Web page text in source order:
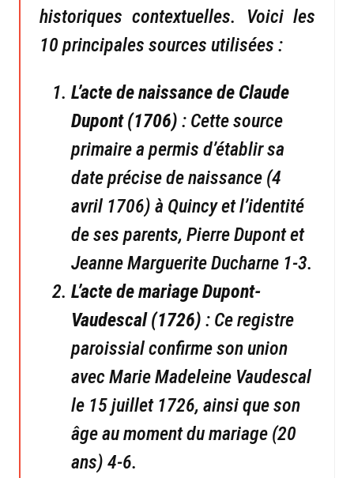
historiques contextuelles. Voici les
10 principales sources utilisées :
L’acte de naissance de Claude
Dupont (1706) : Cette source
primaire a permis d’établir sa
date précise de naissance (4
avril 1706) à Quincy et l’identité
de ses parents, Pierre Dupont et
Jeanne Marguerite Ducharne 1-3.
L’acte de mariage Dupont-
Vaudescal (1726) : Ce registre
paroissial confirme son union
avec Marie Madeleine Vaudescal
le 15 juillet 1726, ainsi que son
âge au moment du mariage (20
ans) 4-6.